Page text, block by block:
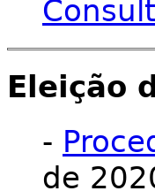
Eleição
-
de